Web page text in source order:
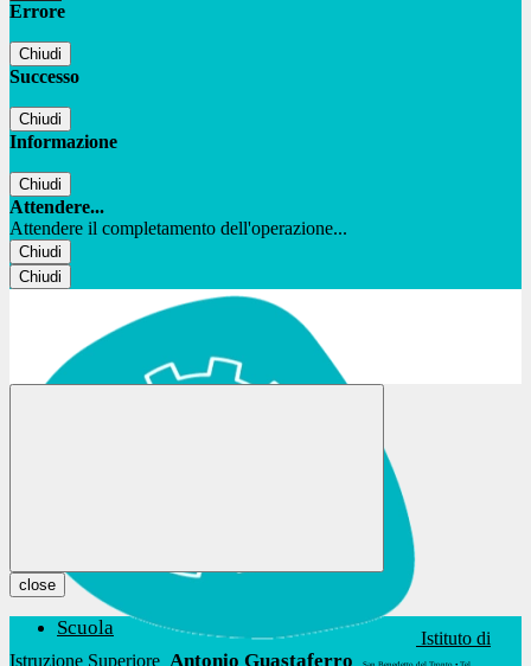
Errore
Chiudi
Successo
Chiudi
Informazione
Chiudi
Attendere...
Attendere il completamento dell'operazione...
Chiudi
Chiudi
Istituto di
Istruzione Superiore Antonio Guastaferro
close
Scuola